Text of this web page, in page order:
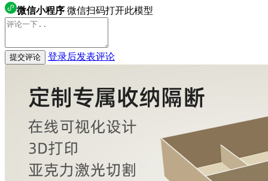
微信小程序 微信扫码打开此模型
提交评论 登录后发表评论